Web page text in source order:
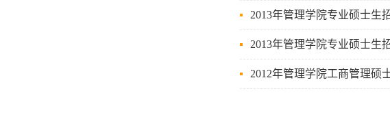
2013年管理学院专业硕士生
2013年管理学院专业硕士生
2012年管理学院工商管理硕